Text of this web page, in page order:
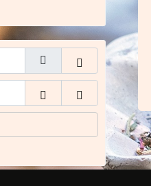
Passwort
Passwort anzeigen